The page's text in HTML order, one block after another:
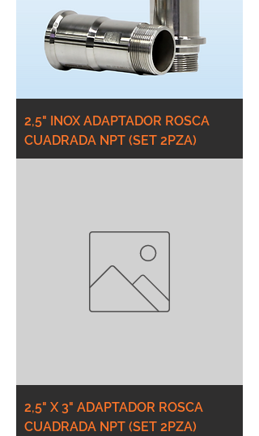
2,5" INOX ADAPTADOR ROSCA
CUADRADA NPT (SET 2PZA)
2,5" X 3" ADAPTADOR ROSCA
CUADRADA NPT (SET 2PZA)